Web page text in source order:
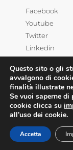
Facebook
Youtube
Twitter
Linkedin
©2025
Questo sito o gli
avvalgono di
finalità illustrate
Se vuoi saperne
cookie clicca su
all’uso dei cookie.
Accetta